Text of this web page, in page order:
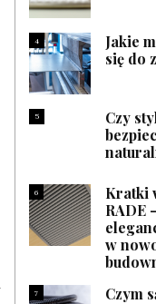
4
Jakie
się do
5
Czy
6
Kratki
RADE
w
7
Czym